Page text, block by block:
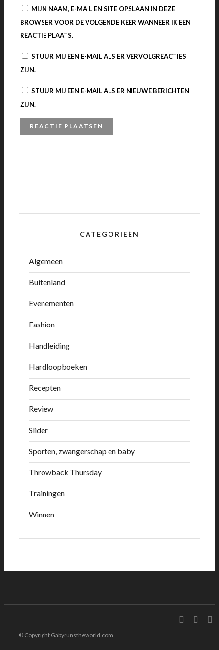
MIJN NAAM, E-MAIL EN SITE OPSLAAN IN DEZE
BROWSER VOOR DE VOLGENDE KEER WANNEER IK EEN
REACTIE PLAATS.
STUUR MIJ EEN E-MAIL ALS ER VERVOLGREACTIES
ZIJN.
STUUR MIJ EEN E-MAIL ALS ER NIEUWE BERICHTEN
ZIJN.
CATEGORIEËN
Algemeen
Buitenland
Evenementen
Fashion
Handleiding
Hardloopboeken
Recepten
Review
Slider
Sporten, zwangerschap en baby
Throwback Thursday
Trainingen
Winnen
© Copyright Gabyrunstheworld.com